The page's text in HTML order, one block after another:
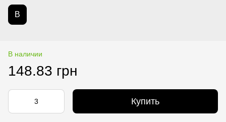
B
В наличии
148.83 грн
Купить